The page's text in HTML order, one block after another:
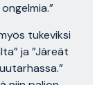
tukeviksi
ja ”Järeät